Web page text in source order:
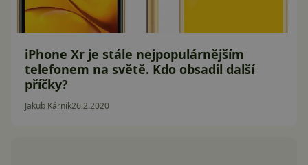
iPhone Xr je stále nejpopulárnějším
telefonem na světě. Kdo obsadil další
příčky?
Jakub Kárník26.2.2020